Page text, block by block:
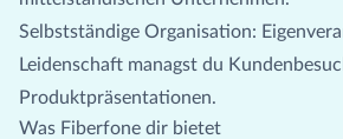
Selbstständige Organisation:
Leidenschaft managst du
Produktpräsentationen.
Was Fiberfone dir bietet